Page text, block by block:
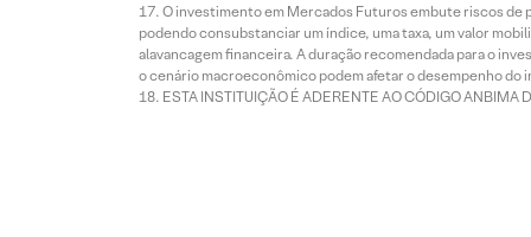
O investimento em Mercados Futuros embute riscos
podendo consubstanciar um índice, uma taxa, um valor
alavancagem financeira. A duração recomendada para o
o cenário macroeconômico podem afetar o desempenho do
ESTA INSTITUIÇÃO É ADERENTE AO CÓDIGO ANBIMA